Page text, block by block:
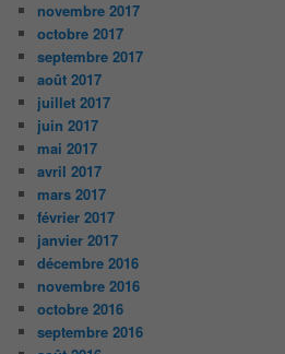
novembre 2017
octobre 2017
septembre 2017
août 2017
juillet 2017
juin 2017
mai 2017
avril 2017
mars 2017
février 2017
janvier 2017
décembre 2016
novembre 2016
octobre 2016
septembre 2016